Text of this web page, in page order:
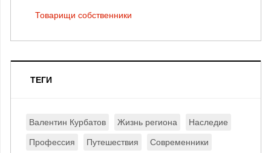
Товарищи собственники
ТЕГИ
Валентин Курбатов Жизнь региона Наследие
Профессия Путешествия Современники